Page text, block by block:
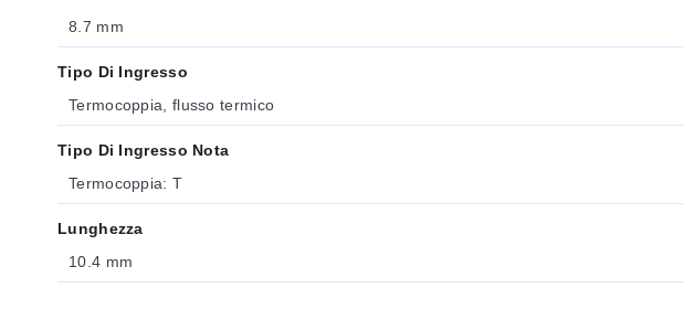
8.7 mm
Tipo Di Ingresso
Termocoppia, flusso termico
Tipo Di Ingresso Nota
Termocoppia: T
Lunghezza
10.4 mm